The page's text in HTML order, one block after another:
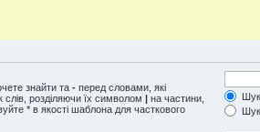
знайти та - перед словами, які
розділяючи їх символом | на частини,
* в якості шаблона для часткового